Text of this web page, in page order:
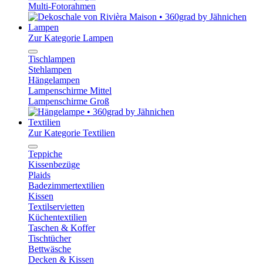
Multi-Fotorahmen
Lampen
Zur Kategorie Lampen
Tischlampen
Stehlampen
Hängelampen
Lampenschirme Mittel
Lampenschirme Groß
Textilien
Zur Kategorie Textilien
Teppiche
Kissenbezüge
Plaids
Badezimmertextilien
Kissen
Textilservietten
Küchentextilien
Taschen & Koffer
Tischtücher
Bettwäsche
Decken & Kissen